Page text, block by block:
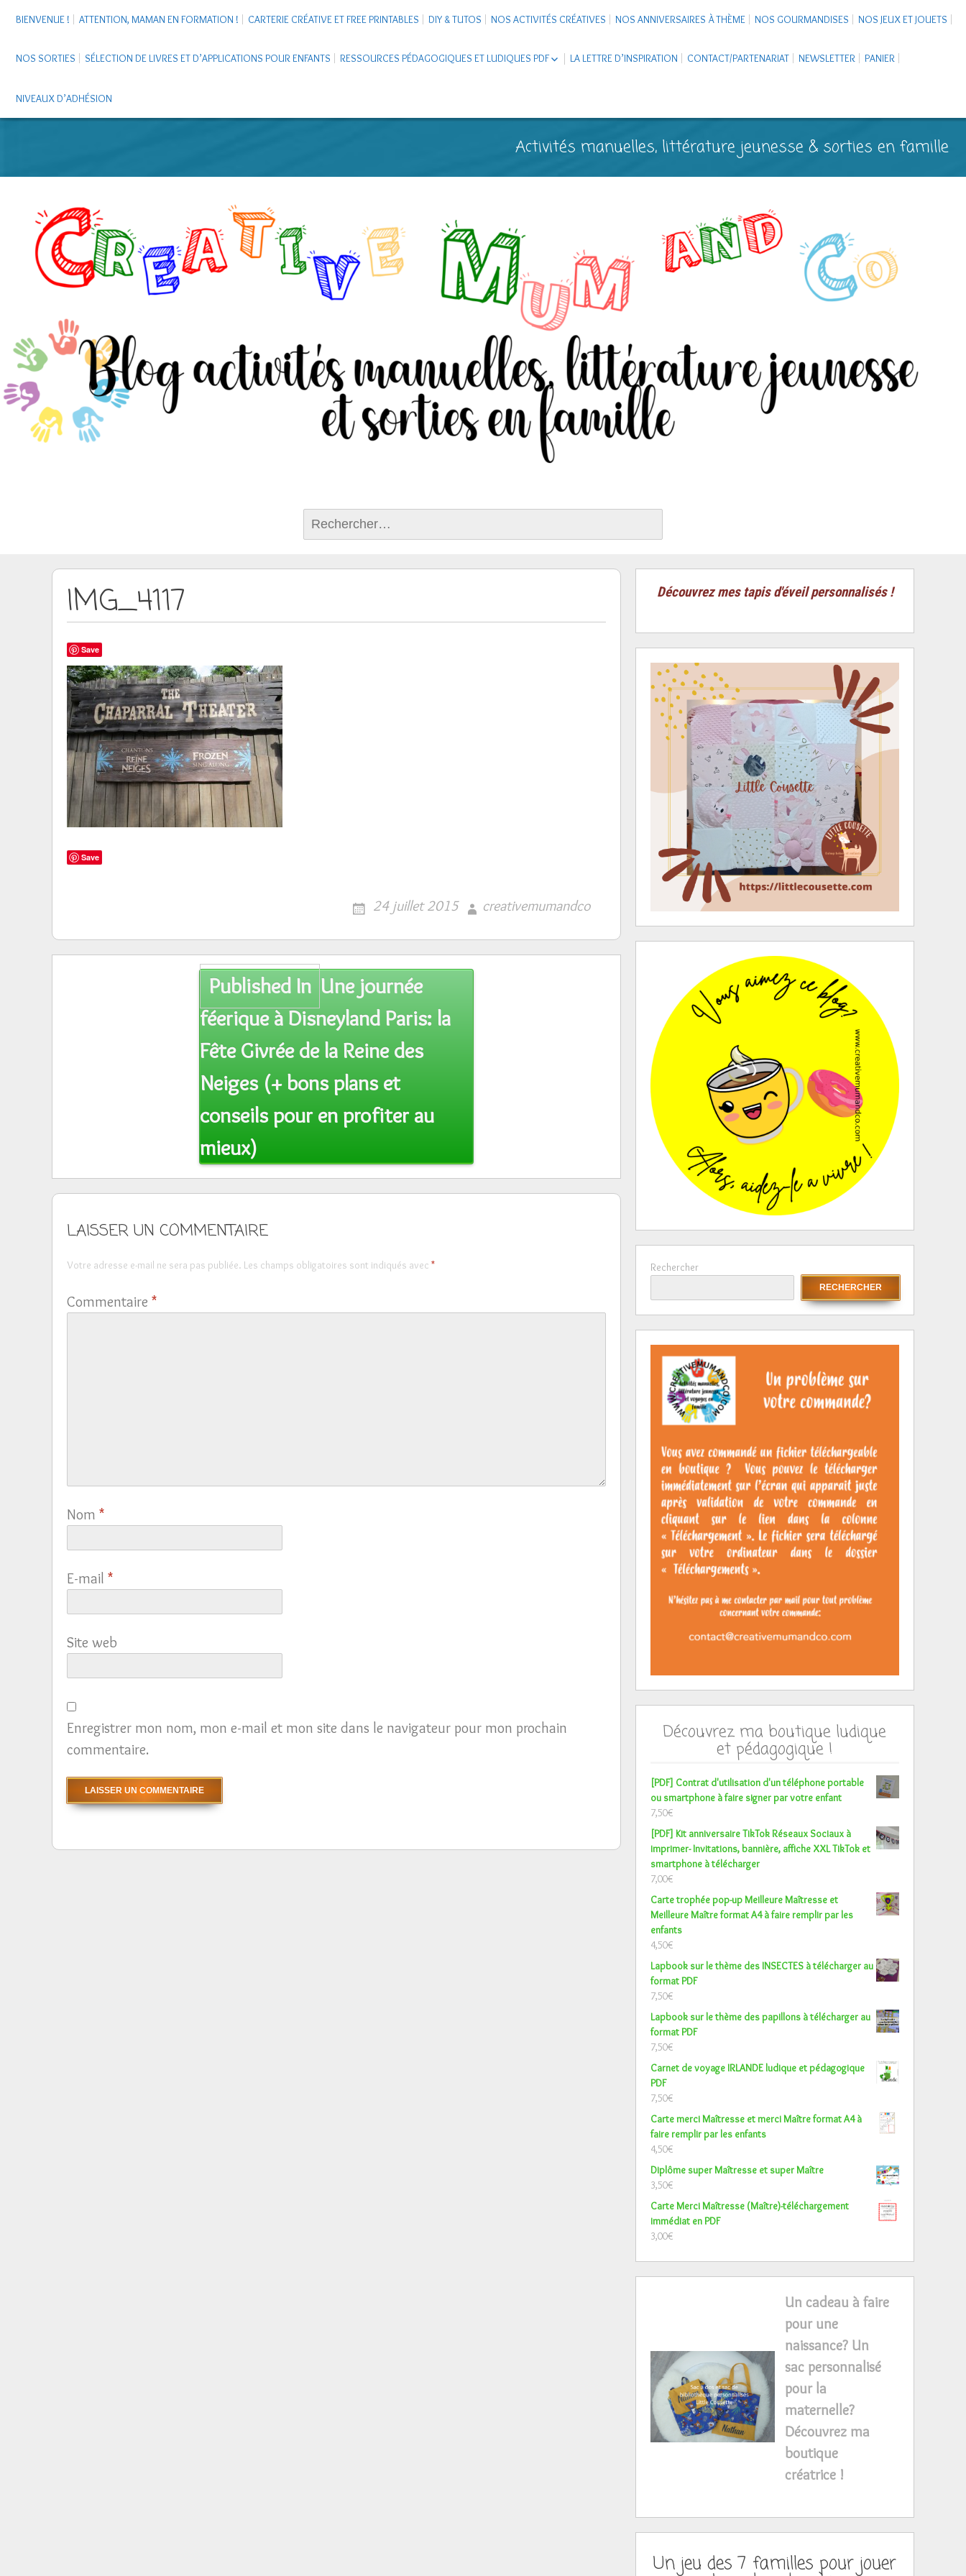
BIENVENUE ! ATTENTION, MAMAN EN FORMATION ! CARTERIE CRÉATIVE ET FREE PRINTABLES DIY & TUTOS NOS ACTIVITÉS CRÉATIVES NOS ANNIVERSAIRES À THÈME NOS GOURMANDISES NOS JEUX ET JOUETS
NOS SORTIES SÉLECTION DE LIVRES ET D’APPLICATIONS POUR ENFANTS RESSOURCES PÉDAGOGIQUES ET LUDIQUES PDF
CARNETS DE VOYAGE ENFANTS
LA LETTRE D’INSPIRATION CONTACT/PARTENARIAT NEWSLETTER PANIER
NIVEAUX D’ADHÉSION
Activités manuelles, littérature jeunesse & sorties en famille
IMG_4117
Save
Save
24 juillet 2015 creativemumandco
Published In Une journée
féerique à Disneyland Paris: la
Fête Givrée de la Reine des
Neiges (+ bons plans et
conseils pour en profiter au
mieux)
LAISSER UN COMMENTAIRE
Votre adresse e-mail ne sera pas publiée. Les champs obligatoires sont indiqués avec *
Commentaire *
Nom *
E-mail *
Site web
Enregistrer mon nom, mon e-mail et mon site dans le navigateur pour mon prochain
commentaire.
Découvrez mes tapis d'éveil personnalisés !
Rechercher
RECHERCHER
Découvrez ma boutique ludique
et pédagogique !
[PDF] Contrat d'utilisation d'un téléphone portable
ou smartphone à faire signer par votre enfant
7,50€
[PDF] Kit anniversaire TikTok Réseaux Sociaux à
imprimer- Invitations, bannière, affiche XXL TikTok et
smartphone à télécharger
7,00€
Carte trophée pop-up Meilleure Maîtresse et
Meilleure Maître format A4 à faire remplir par les
enfants
4,50€
Lapbook sur le thème des INSECTES à télécharger au
format PDF
7,50€
Lapbook sur le thème des papillons à télécharger au
format PDF
7,50€
Carnet de voyage IRLANDE ludique et pédagogique
PDF
7,50€
Carte merci Maîtresse et merci Maître format A4 à
faire remplir par les enfants
4,50€
Diplôme super Maîtresse et super Maître
3,50€
Carte Merci Maîtresse (Maître)-téléchargement
immédiat en PDF
3,00€
Un cadeau à faire
pour une
naissance? Un
sac personnalisé
pour la
maternelle?
Découvrez ma
boutique
créatrice !
Un jeu des 7 familles pour jouer